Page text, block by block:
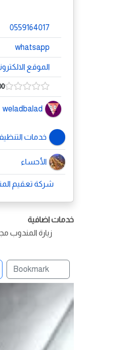
0559164017
whatsapp
الموقع
weladbalad
خدمات
الأحساء
شركة تعقيم
خدمات اضافية
زيارة المندوب
Bookmark